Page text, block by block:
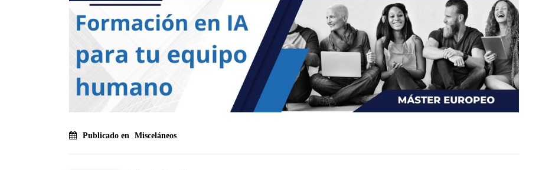
Publicado en Misceláneos